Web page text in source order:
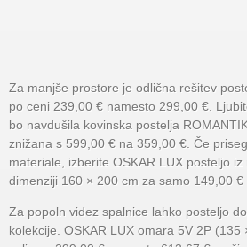
Za manjše prostore je odlična rešitev
po ceni 239,00 € namesto 299,00 €.
bo navdušila kovinska postelja
znižana s 599,00 € na 359,00 €. Če
materiale, izberite OSKAR LUX posteljo
dimenziji 160 × 200 cm za samo 149,00 €
Za popoln videz spalnice lahko posteljo
kolekcije. OSKAR LUX omara 5V 2P